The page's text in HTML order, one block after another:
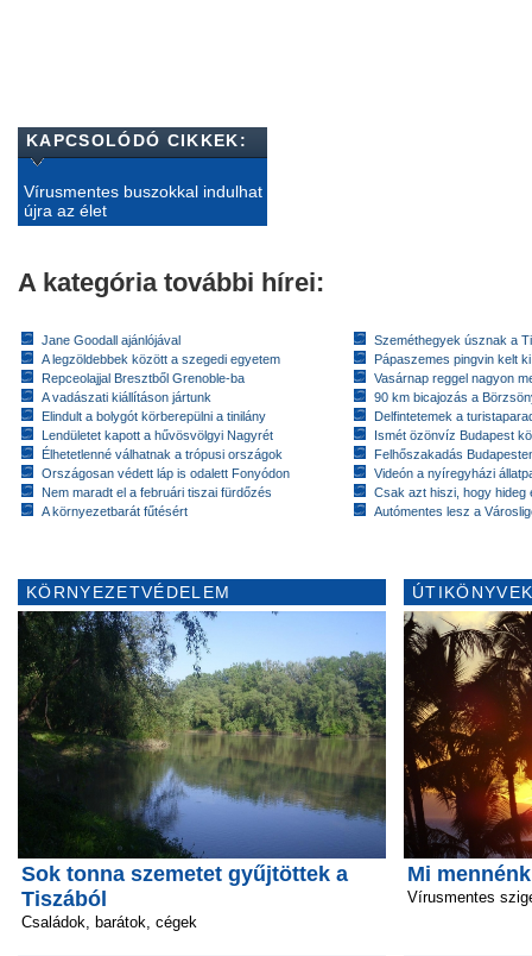
KAPCSOLÓDÓ CIKKEK:
Vírusmentes buszokkal indulhat
újra az élet
A kategória további hírei:
Jane Goodall ajánlójával
A legzöldebbek között a szegedi egyetem
Repceolajjal Bresztből Grenoble-ba
A vadászati kiállításon jártunk
Elindult a bolygót körberepülni a tinilány
Lendületet kapott a hűvösvölgyi Nagyrét
Élhetetlenné válhatnak a trópusi országok
Országosan védett láp is odalett Fonyódon
Nem maradt el a februári tiszai fürdőzés
A környezetbarát fűtésért
Szeméthegyek úsznak a
Pápaszemes pingvin kelt
Vasárnap reggel nagyon
90 km bicajozás a
Delfintetemek a
Ismét özönvíz Budapest
Felhőszakadás
Videón a nyíregyházi
Csak azt hiszi, hogy hideg
Autómentes lesz a
KÖRNYEZETVÉDELEM
Sok tonna szemetet gyűjtöttek a
Tiszából
Családok, barátok, cégek
Mi
Vírusmentes